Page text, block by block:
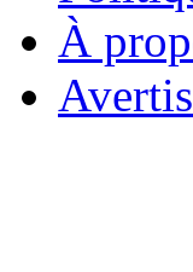
À